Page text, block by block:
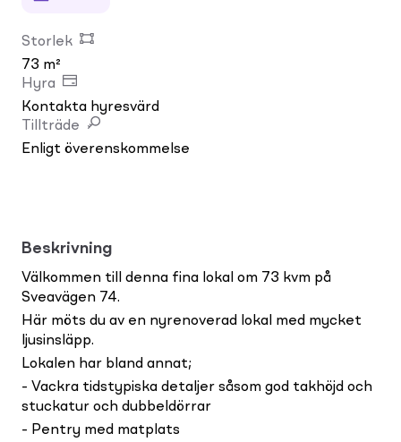
Storlek
73 m²
Hyra
Kontakta hyresvärd
Tillträde
Enligt överenskommelse
Beskrivning
Välkommen till denna fina lokal om 73 kvm på
Sveavägen 74.
Här möts du av en nyrenoverad lokal med mycket
ljusinsläpp.
Lokalen har bland annat;
- Vackra tidstypiska detaljer såsom god takhöjd och
stuckatur och dubbeldörrar
- Pentry med matplats